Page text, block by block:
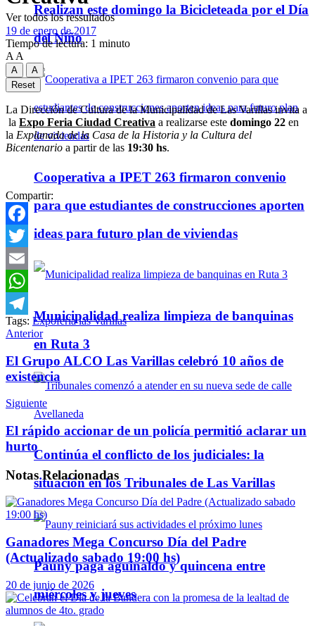
Realizan este domingo la Bicicleteada por el Día
del Niño
Cooperativa a IPET 263 firmaron convenio
para que estudiantes de construcciones aporten
ideas para futuro plan de viviendas
Municipalidad realiza limpieza de banquinas
en Ruta 3
Continúa el conflicto de los judiciales: la
situación en los Tribunales de Las Varillas
Pauny paga aguinaldo y quincena entre
miércoles y jueves
Ver todos los ressultados
19 de enero de 2017
Tiempo de lectura: 1 minuto
A A
A
A
Reset
La Dirección de Cultura de la Municipalidad de Las Varillas invita a
la Expo Feria Ciudad Creativa a realizarse este domingo 22 en
la Explanada de la Casa de la Historia y la Cultura del
Bicentenario a partir de las 19:30 hs.
Compartir:
Facebook
Twitter
Email
WhatsApp
Telegram
Tags: Expoferia las Varillas
Anterior
El Grupo ALCO Las Varillas celebró 10 años de
existencia
Siguiente
El rápido accionar de un policía permitió aclarar un
hurto
NotasRelacionadas
Ganadores Mega Concurso Día del Padre
(Actualizado sabado 19:00 hs)
20 de junio de 2026